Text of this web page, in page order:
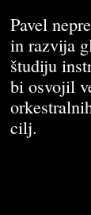
Pavel
in razvija
študiju
bi osvojil
cilj.